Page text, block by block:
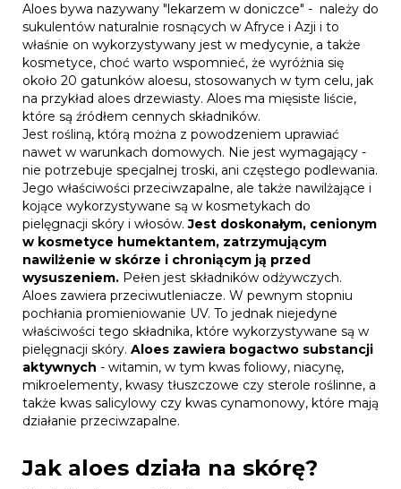
Aloes bywa nazywany "lekarzem w doniczce" - należy do
sukulentów naturalnie rosnących w Afryce i Azji i to
właśnie on wykorzystywany jest w medycynie, a także
kosmetyce, choć warto wspomnieć, że wyróżnia się
około 20 gatunków aloesu, stosowanych w tym celu, jak
na przykład aloes drzewiasty. Aloes ma mięsiste liście,
które są źródłem cennych składników.
Jest rośliną, którą można z powodzeniem uprawiać
nawet w warunkach domowych. Nie jest wymagający -
nie potrzebuje specjalnej troski, ani częstego podlewania.
Jego właściwości przeciwzapalne, ale także nawilżające i
kojące wykorzystywane są w kosmetykach do
pielęgnacji skóry i włosów.Jest doskonałym, cenionym
w kosmetyce humektantem, zatrzymującym
nawilżenie w skórze i chroniącym ją przed
wysuszeniem. Pełen jest składników odżywczych.
Aloes zawiera przeciwutleniacze. W pewnym stopniu
pochłania promieniowanie UV. To jednak niejedyne
właściwości tego składnika, które wykorzystywane są w
pielęgnacji skóry. Aloes zawiera bogactwo substancji
aktywnych - witamin, w tym kwas foliowy, niacynę,
mikroelementy, kwasy tłuszczowe czy sterole roślinne, a
także kwas salicylowy czy kwas cynamonowy, które mają
działanie przeciwzapalne.
Jak aloes działa na skórę?